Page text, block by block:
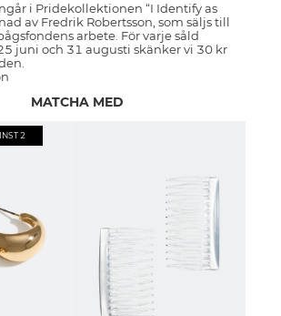
i Pridekollektionen “I Identify as
av Fredrik Robertsson, som säljs till
arbete. För varje såld
juni och 31 augusti skänker vi 30 kr
MATCHA MED
2